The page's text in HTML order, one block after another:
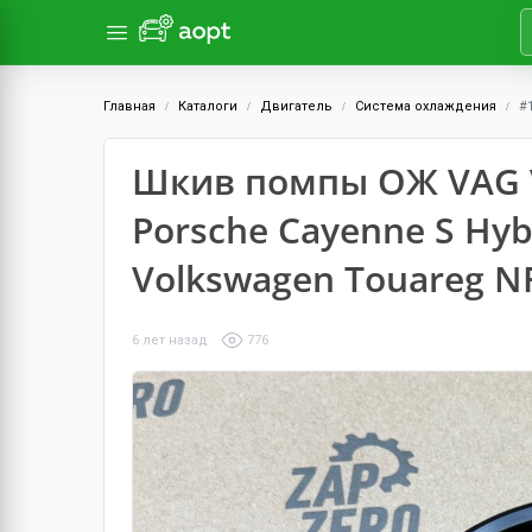
Главная Каталоги Двигатель Система охлаждения
Шкив помпы ОЖ VAG
Porsche Cayenne S
Volkswagen Touareg
6 лет назад 776